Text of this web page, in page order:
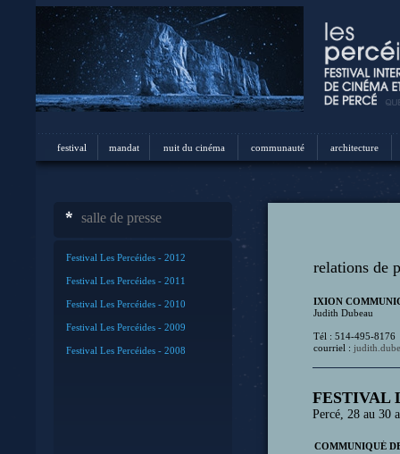
COMMUNIQUÉ
FESTIVAL
Percé, 28 au 30
Festival Les Percéides - 2012
Festival Les Percéides - 2011
Festival Les Percéides - 2010
Festival Les Percéides - 2009
Festival Les Percéides - 2008
salle de presse
relations de
IXION
Judith Dubeau
Tél : 514-495-8176
courriel :
festival mandat nuit du cinéma communauté architecture